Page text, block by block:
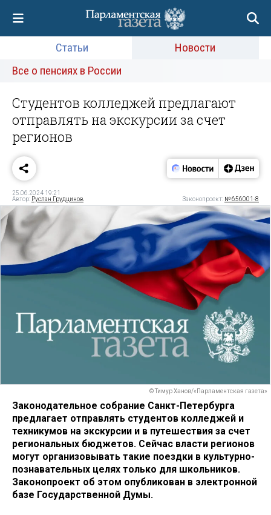
Статьи
Новости
Все о пенсиях в России
Студентов колледжей предлагают
отправлять на экскурсии за счет
регионов
25.06.2024 19:21
Автор: Руслан Грудцинов Законопроект: № 656001-8
© Тимур Ханов/«Парламентская газета»
Законодательное собрание Санкт-Петербурга
предлагает отправлять студентов колледжей и
техникумов на экскурсии и в путешествия за счет
региональных бюджетов. Сейчас власти регионов
могут организовывать такие поездки в культурно-
познавательных целях только для школьников.
Законопроект об этом опубликован в электронной
базе Государственной Думы.